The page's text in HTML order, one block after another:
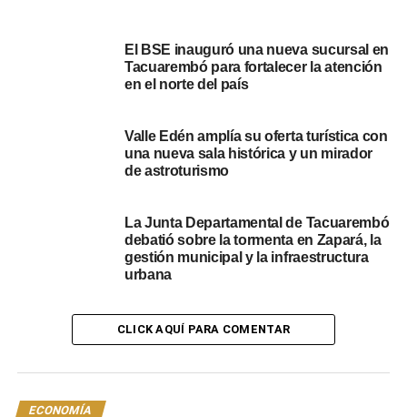
NOMINA-TOTAL-TITULARES-Y-SUPLENTES-ARCHIVO-
A CONTINUACIÓN
Emprende” el pasado domingo
NO SE PIERDA
El BSE inauguró una nueva sucursal en
Tacuarembó para fortalecer la atención
en el norte del país
Valle Edén amplía su oferta turística con
una nueva sala histórica y un mirador
de astroturismo
La Junta Departamental de Tacuarembó
debatió sobre la tormenta en Zapará, la
gestión municipal y la infraestructura
urbana
CLICK AQUÍ PARA COMENTAR
ECONOMÍA